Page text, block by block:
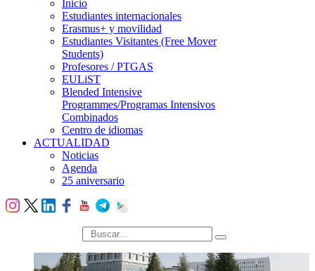
Inicio
Estudiantes internacionales
Erasmus+ y movilidad
Estudiantes Visitantes (Free Mover
Students)
Profesores / PTGAS
EULiST
Blended Intensive
Programmes/Programas Intensivos
Combinados
Centro de idiomas
ACTUALIDAD
Noticias
Agenda
25 aniversario
búsqueda